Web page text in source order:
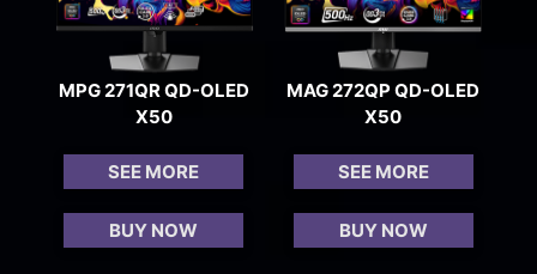
MPG 271QR QD-OLED
X50
SEE MORE
BUY NOW
MAG 272QP QD-OLED
X50
SEE MORE
BUY NOW